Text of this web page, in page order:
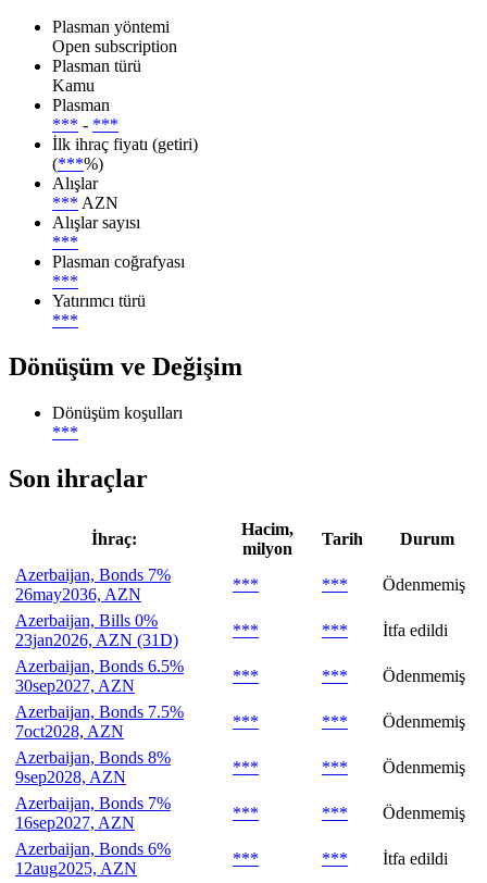
Plasman yöntemi
Open subscription
Plasman türü
Kamu
Plasman
*** - ***
İlk ihraç fiyatı (getiri)
(***%)
Alışlar
*** AZN
Alışlar sayısı
***
Plasman coğrafyası
***
Yatırımcı türü
***
Dönüşüm ve Değişim
Dönüşüm koşulları
***
Son ihraçlar
İhraç:
Hacim,
milyon
Tarih
Durum
Azerbaijan, Bonds 7%
26may2036, AZN
*** ***
Ödenmemiş
Azerbaijan, Bills 0%
23jan2026, AZN (31D)
*** ***
İtfa edildi
Azerbaijan, Bonds 6.5%
30sep2027, AZN
*** ***
Ödenmemiş
Azerbaijan, Bonds 7.5%
7oct2028, AZN
*** ***
Ödenmemiş
Azerbaijan, Bonds 8%
9sep2028, AZN
*** ***
Ödenmemiş
Azerbaijan, Bonds 7%
16sep2027, AZN
*** ***
Ödenmemiş
Azerbaijan, Bonds 6%
12aug2025, AZN
*** ***
İtfa edildi